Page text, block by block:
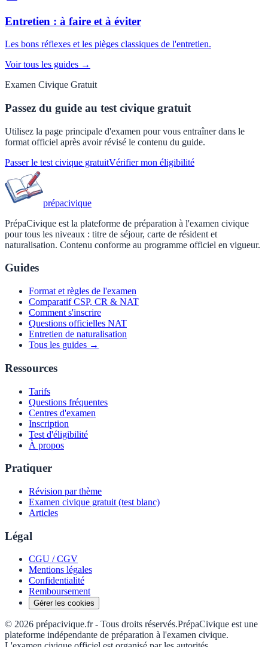
Entretien : à faire et à éviter
Les bons réflexes et les pièges classiques de l'entretien.
Voir tous les guides →
Examen Civique Gratuit
Passez du guide au test civique gratuit
Utilisez la page principale d'examen pour vous entraîner dans le
format officiel après avoir révisé le contenu du guide.
Passer le test civique gratuitVérifier mon éligibilité
prépacivique
PrépaCivique est la plateforme de préparation à l'examen civique
pour tous les niveaux : titre de séjour, carte de résident et
naturalisation. Contenu conforme au programme officiel en vigueur.
Guides
Format et règles de l'examen
Comparatif CSP, CR & NAT
Comment s'inscrire
Questions officielles NAT
Entretien de naturalisation
Tous les guides →
Ressources
Tarifs
Questions fréquentes
Centres d'examen
Inscription
Test d'éligibilité
À propos
Pratiquer
Révision par thème
Examen civique gratuit (test blanc)
Articles
Légal
CGU / CGV
Mentions légales
Confidentialité
Remboursement
Gérer les cookies
© 2026 prépacivique.fr - Tous droits réservés.PrépaCivique est une
plateforme indépendante de préparation à l'examen civique.